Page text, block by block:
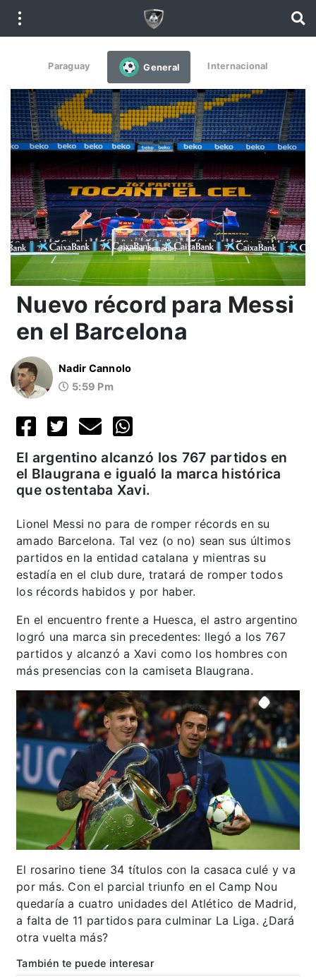
Paraguay General Internacional
Nuevo récord para Messi
en el Barcelona
Nadir Cannolo
5:59 Pm
El argentino alcanzó los 767 partidos en
el Blaugrana e igualó la marca histórica
que ostentaba Xavi.
Lionel Messi no para de romper récords en su
amado Barcelona. Tal vez (o no) sean sus últimos
partidos en la entidad catalana y mientras su
estadía en el club dure, tratará de romper todos
los récords habidos y por haber.
En el encuentro frente a Huesca, el astro argentino
logró una marca sin precedentes: llegó a los 767
partidos y alcanzó a Xavi como los hombres con
más presencias con la camiseta Blaugrana.
El rosarino tiene 34 títulos con la casaca culé y va
por más. Con el parcial triunfo en el Camp Nou
quedaría a cuatro unidades del Atlético de Madrid,
a falta de 11 partidos para culminar La Liga. ¿Dará
otra vuelta más?
También te puede interesar